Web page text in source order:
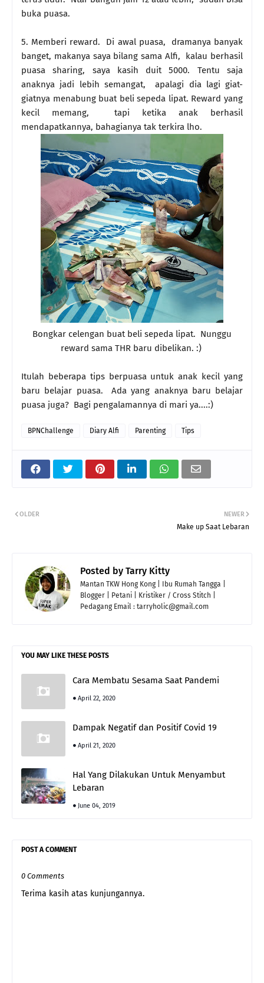
buka puasa.
5. Memberi reward. Di awal puasa, dramanya banyak
banget, makanya saya bilang sama Alfi, kalau berhasil
puasa sharing, saya kasih duit 5000. Tentu saja
anaknya jadi lebih semangat, apalagi dia lagi giat-
giatnya menabung buat beli sepeda lipat. Reward yang
kecil memang, tapi ketika anak berhasil
mendapatkannya, bahagianya tak terkira lho.
Bongkar celengan buat beli sepeda lipat. Nunggu
reward sama THR baru dibelikan. :)
Itulah beberapa tips berpuasa untuk anak kecil yang
baru belajar puasa. Ada yang anaknya baru belajar
puasa juga? Bagi pengalamannya di mari ya....:)
BPNChallenge Diary Alfi Parenting Tips
NEWER
Make up Saat Lebaran
OLDER
Posted by Tarry Kitty
Mantan TKW Hong Kong | Ibu Rumah Tangga |
Blogger | Petani | Kristiker / Cross Stitch |
Pedagang Email : tarryholic@gmail.com
YOU MAY LIKE THESE POSTS
Cara Membatu Sesama Saat Pandemi
April 22, 2020
Dampak Negatif dan Positif Covid 19
April 21, 2020
Hal Yang Dilakukan Untuk Menyambut
Lebaran
June 04, 2019
POST A COMMENT
0 Comments
Terima kasih atas kunjungannya.